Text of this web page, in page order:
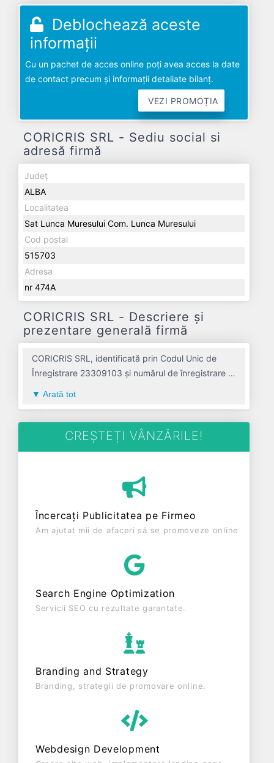
Deblochează aceste
informații
Cu un pachet de acces online poți avea acces la date
de contact precum și informații detaliate bilanț.
VEZI PROMOȚIA
CORICRIS SRL - Sediu social si
adresă firmă
Județ
ALBA
Localitatea
Sat Lunca Muresului Com. Lunca Muresului
Cod poștal
515703
Adresa
nr 474A
CORICRIS SRL - Descriere și
prezentare generală firmă
CORICRIS SRL, identificată prin Codul Unic de
Înregistrare 23309103 și numărul de înregistrare la
social poziționat în zona de Centru a țării, în judetul
ALBA, compania aduce o contribuție semnificativă
anul 2008, având o vechime de 18 ani. Conform
ultimului bilanț, societatea a înregistrat un profit de
gestionând operațiunile cu un număr mediu de 0
de salariați pe ultimul an fiscal. CORICRIS SRL este
Arată tot
CREȘTEȚI VÂNZĂRILE!
Încercați Publicitatea pe Firmeo
Am ajutat mii de afaceri să se promoveze online
Search Engine Optimization
Servicii SEO cu rezultate garantate.
Branding and Strategy
Branding, strategii de promovare online.
Webdesign Development